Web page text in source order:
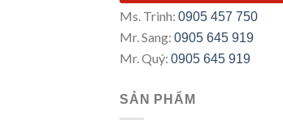
Ms. Trinh: 0905 457 750
Mr. Sang: 0905 645 919
Mr. Quý: 0905 645 919
SẢN PHẨM